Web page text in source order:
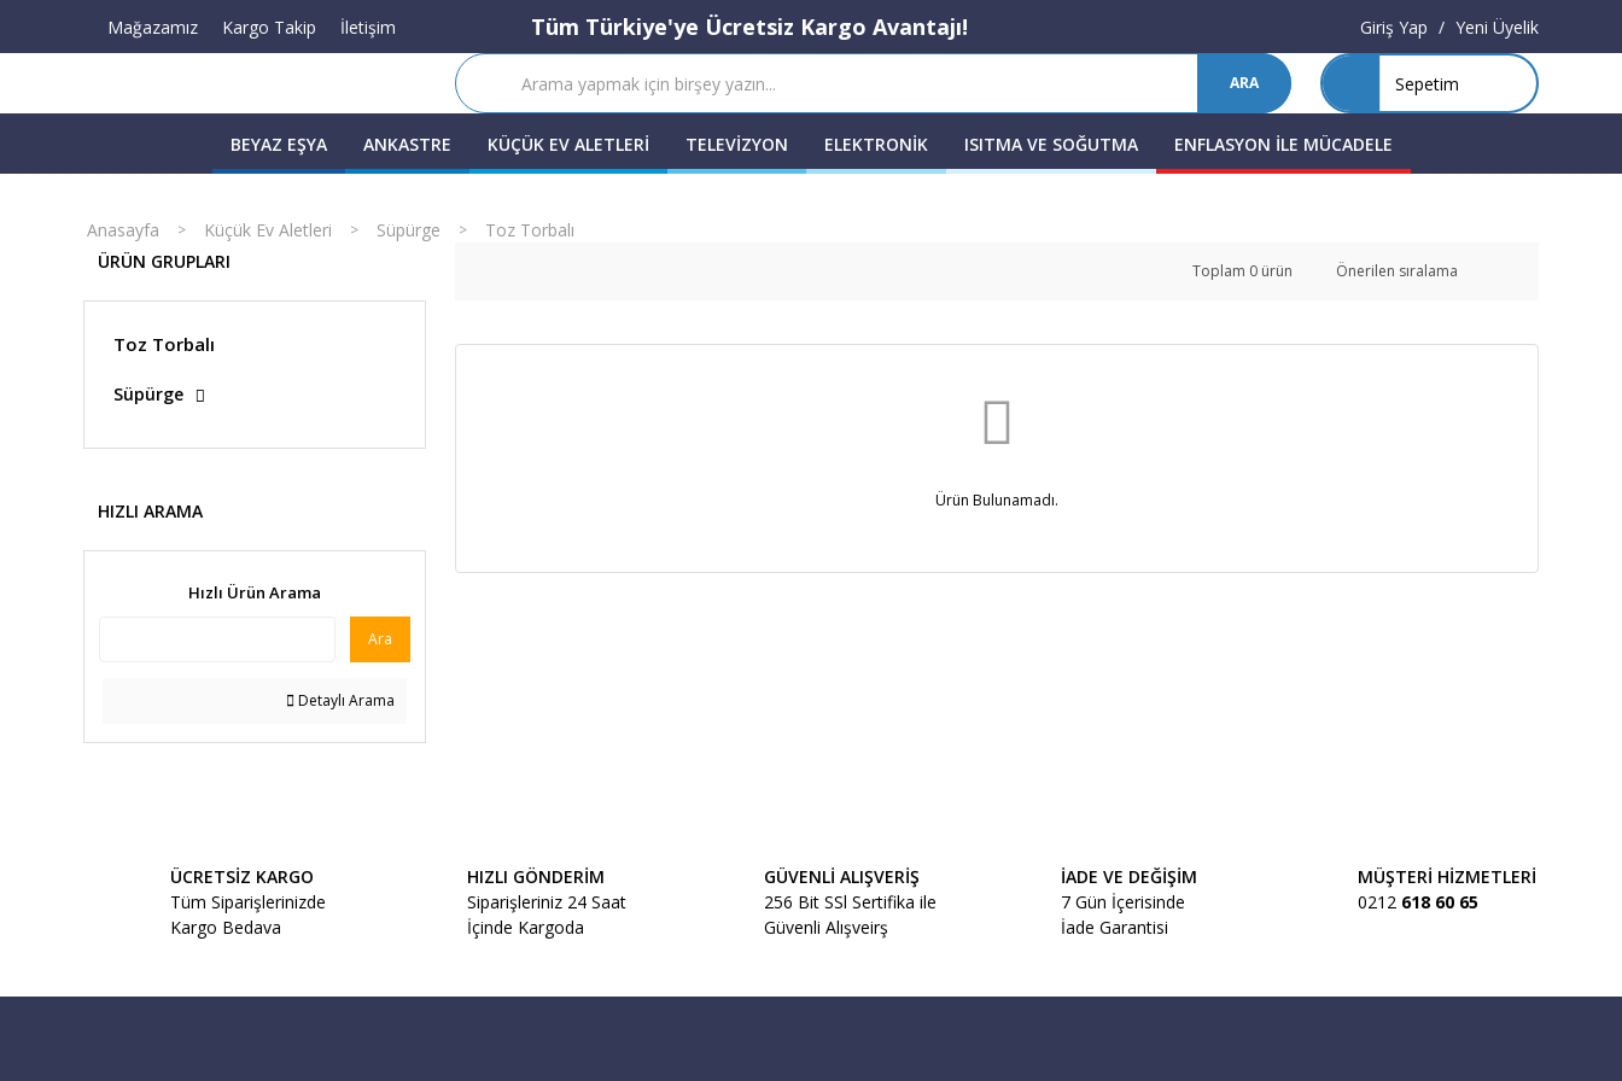
Mağazamız Kargo Takip İletişim Tüm Türkiye'ye Ücretsiz Kargo Avantajı! Giriş Yap / Yeni Üyelik
ARA Sepetim
BEYAZ EŞYA ANKASTRE KÜÇÜK EV ALETLERI TELEVIZYON ELEKTRONIK ISITMA VE SOĞUTMA ENFLASYON İLE MÜCADELE
Anasayfa Küçük Ev Aletleri Süpürge
Toz Torbalı
ÜRÜN GRUPLARI
Toz Torbalı
Süpürge
HIZLI ARAMA
Hızlı Ürün Arama
Ara
Detaylı Arama
Toplam 0 ürün
Ürün Bulunamadı.
ÜCRETSİZ KARGO
Tüm Siparişlerinizde
Kargo Bedava
HIZLI GÖNDERİM
Siparişleriniz 24 Saat
İçinde Kargoda
GÜVENLİ ALIŞVERİŞ
256 Bit SSl Sertifika ile
Güvenli Alışveirş
İADE VE DEĞİŞİM
7 Gün İçerisinde
İade Garantisi
MÜŞTERİ HİZMETLERİ
0212 618 60 65